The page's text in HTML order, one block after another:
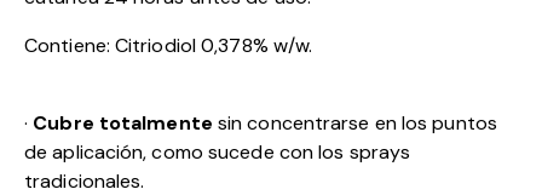
Contiene: Citriodiol 0,378% w/w.
· Cubre totalmente sin concentrarse en los puntos
de aplicación, como sucede con los sprays
tradicionales.